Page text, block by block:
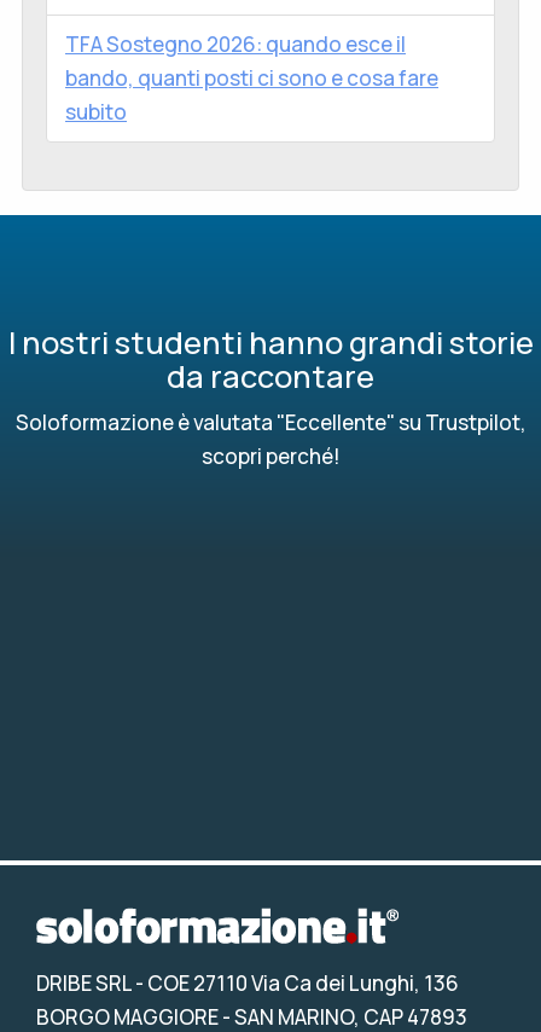
TFA Sostegno 2026: quando esce il
bando, quanti posti ci sono e cosa fare
subito
I nostri studenti hanno grandi storie
da raccontare
Soloformazione è valutata "Eccellente" su Trustpilot,
scopri perché!
DRIBE SRL- COE 27110 Via Ca dei Lunghi, 136
BORGO MAGGIORE - SAN MARINO, CAP 47893